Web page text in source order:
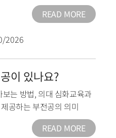
READ MORE
2026
이 있나요?
는 방법, 의대 심화교육과
공하는 부전공의 의미
READ MORE